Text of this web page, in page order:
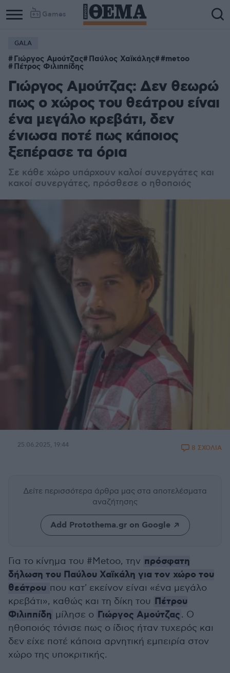
Games
Column
1
Column
2
GALA
Γιώργος Αμούτζας Παύλος Χαϊκάλης #metoo
Πέτρος Φιλιππίδης
Γιώργος Αμούτζας: Δεν θεωρώ
πως ο χώρος του θεάτρου είναι
ένα μεγάλο κρεβάτι, δεν
ένιωσα ποτέ πως κάποιος
ξεπέρασε τα όρια
Σε κάθε χώρο υπάρχουν καλοί συνεργάτες και
κακοί συνεργάτες, πρόσθεσε ο ηθοποιός
25.06.2025, 19:44 8 ΣΧΟΛΙΑ
Δείτε περισσότερα άρθρα μας στα αποτελέσματα
αναζήτησης
Add Protothema.gr on Google
Για το κίνημα του #Metoo, την πρόσφατη
δήλωση του Παύλου Χαϊκάλη για τον χώρο του
θεάτρου που κατ' εκείνον είναι «ένα μεγάλο
κρεβάτι», καθώς και τη δίκη του Πέτρου
Φιλιππίδη μίλησε ο Γιώργος Αμούτζας. Ο
ηθοποιός τόνισε πως ο ίδιος ήταν τυχερός και
δεν είχε ποτέ κάποια αρνητική εμπειρία στον
χώρο της υποκριτικής.